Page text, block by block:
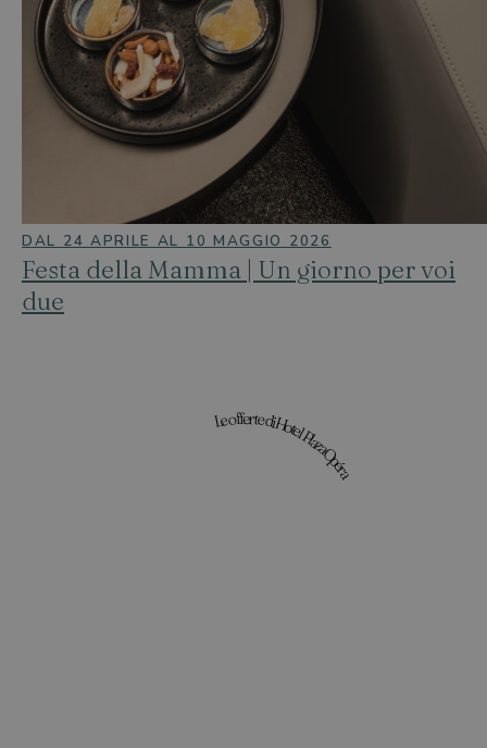
DAL 24 APRILE AL 10 MAGGIO 2026
Festa della Mamma | Un giorno per voi
due
Le offerte di Hotel Plaza Opéra